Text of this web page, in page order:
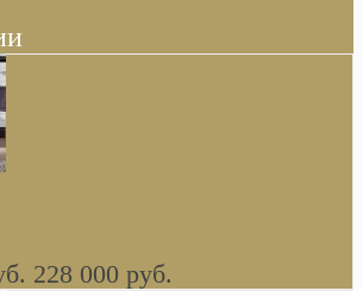
КОМПЛЕКТ санфаянса
В НАЛИЧИИ
228 000 руб.